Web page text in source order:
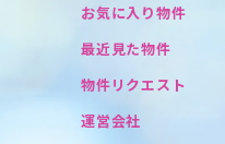
お気に入り物件
最近見た物件
物件リクエスト
運営会社